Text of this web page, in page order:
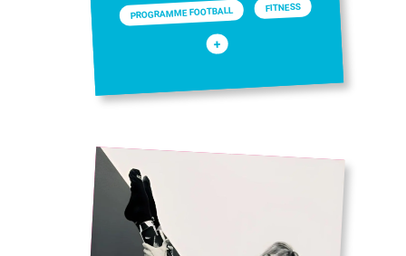
PROGRAMME FOOTBALL FITNESS
+